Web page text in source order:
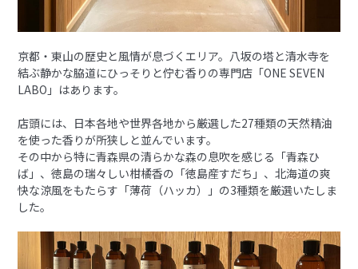
京都・東山の歴史と風情が息づくエリア。八坂の塔と清水寺を
結ぶ静かな脇道にひっそりと佇む香りの専門店「ONE SEVEN
LABO」はあります。
店頭には、日本各地や世界各地から厳選した27種類の天然精油
を使った香りが所狭しと並んでいます。
その中から特に青森県の清らかな森の息吹を感じる「青森ひ
ば」、徳島の瑞々しい柑橘香の「徳島産すだち」、北海道の爽
快な涼風をもたらす「薄荷（ハッカ）」の3種類を厳選いたしま
した。